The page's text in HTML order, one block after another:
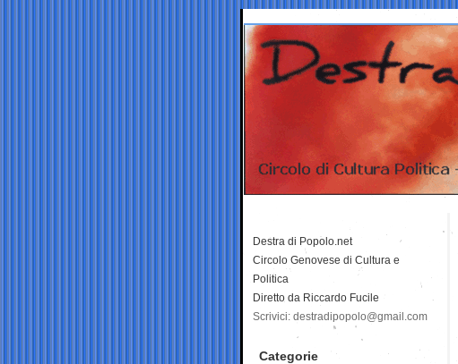
Destra di Popolo.net
Circolo Genovese di Cultura e
Politica
Diretto da Riccardo Fucile
Scrivici: destradipopolo@gmail.com
Categorie